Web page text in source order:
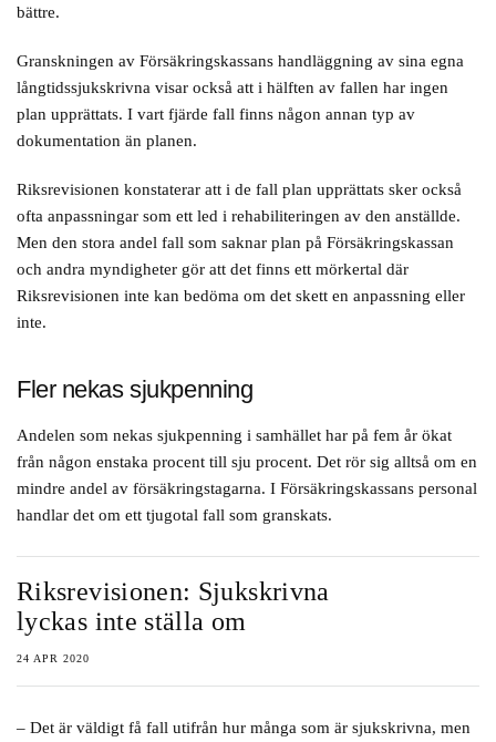
bättre.
Granskningen av Försäkringskassans handläggning av sina egna
långtidssjukskrivna visar också att i hälften av fallen har ingen
plan upprättats. I vart fjärde fall finns någon annan typ av
dokumentation än planen.
Riksrevisionen konstaterar att i de fall plan upprättats sker också
ofta anpassningar som ett led i rehabiliteringen av den anställde.
Men den stora andel fall som saknar plan på Försäkringskassan
och andra myndigheter gör att det finns ett mörkertal där
Riksrevisionen inte kan bedöma om det skett en anpassning eller
inte.
Fler nekas sjukpenning
Andelen som nekas sjukpenning i samhället har på fem år ökat
från någon enstaka procent till sju procent. Det rör sig alltså om en
mindre andel av försäkringstagarna. I Försäkringskassans personal
handlar det om ett tjugotal fall som granskats.
Riksrevisionen: Sjukskrivna
lyckas inte ställa om
24 APR 2020
– Det är väldigt få fall utifrån hur många som är sjukskrivna, men